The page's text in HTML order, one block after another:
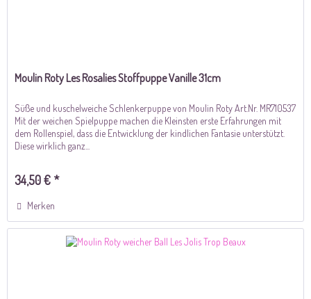
Moulin Roty Les Rosalies Stoffpuppe Vanille 31cm
Süße und kuschelweiche Schlenkerpuppe von Moulin Roty Art.Nr. MR710537
Mit der weichen Spielpuppe machen die Kleinsten erste Erfahrungen mit
dem Rollenspiel, dass die Entwicklung der kindlichen Fantasie unterstützt.
Diese wirklich ganz...
34,50 € *
Merken